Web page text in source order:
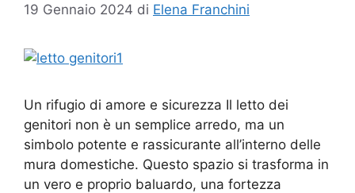
19 Gennaio 2024 di Elena Franchini
Un rifugio di amore e sicurezza Il letto dei
genitori non è un semplice arredo, ma un
simbolo potente e rassicurante all’interno delle
mura domestiche. Questo spazio si trasforma in
un vero e proprio baluardo, una fortezza